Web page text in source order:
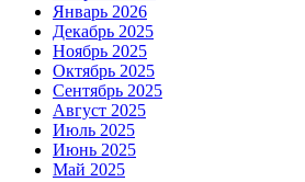
Январь 2026
Декабрь 2025
Ноябрь 2025
Октябрь 2025
Сентябрь 2025
Август 2025
Июль 2025
Июнь 2025
Май 2025